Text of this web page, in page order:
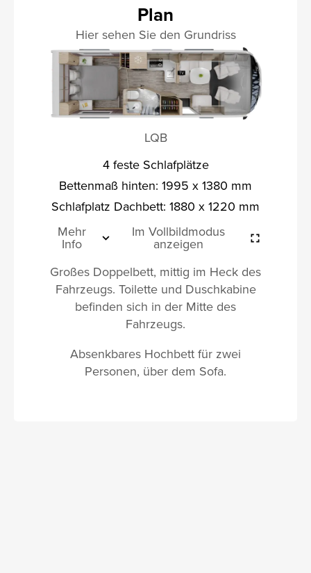
Plan
Hier sehen Sie den Grundriss
LQB
4 feste Schlafplätze
Bettenmaß hinten: 1995 x 1380 mm
Schlafplatz Dachbett: 1880 x 1220 mm
Mehr
Info
Im Vollbildmodus
anzeigen
Großes Doppelbett, mittig im Heck des
Fahrzeugs. Toilette und Duschkabine
befinden sich in der Mitte des
Fahrzeugs.
Absenkbares Hochbett für zwei
Personen, über dem Sofa.